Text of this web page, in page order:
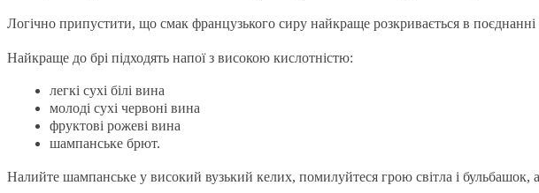
Логічно припустити, що смак французького сиру найкраще розкривається в
Найкраще до брі підходять напої з високою кислотністю:
легкі сухі білі вина
молоді сухі червоні вина
фруктові рожеві вина
шампанське брют.
Налийте шампанське у високий вузький келих, помилуйтеся грою світла і бульбашок,